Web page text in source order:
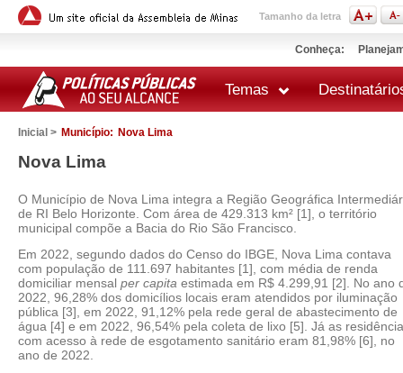
Tamanho da letra
Conheça:
Temas
Inicial > Município: Nova Lima
Nova Lima
O Município de Nova Lima integra a Região Geográfica
de RI Belo Horizonte. Com área de 429.313 km² [1], o território
municipal compõe a Bacia do Rio São Francisco.
Em 2022, segundo dados do Censo do IBGE, Nova Lima contava
com população de 111.697 habitantes [1], com média de renda
domiciliar mensal per capita estimada em R$ 4.299,91 [2]. No ano
2022, 96,28% dos domicílios locais eram atendidos por iluminação
pública [3], em 2022, 91,12% pela rede geral de abastecimento de
água [4] e em 2022, 96,54% pela coleta de lixo [5]. Já as
com acesso à rede de esgotamento sanitário eram 81,98% [6], no
ano de 2022.